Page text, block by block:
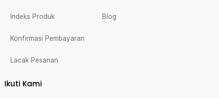
Indeks Produk
Konfirmasi Pembayaran
Lacak Pesanan
Blog
Ikuti Kami